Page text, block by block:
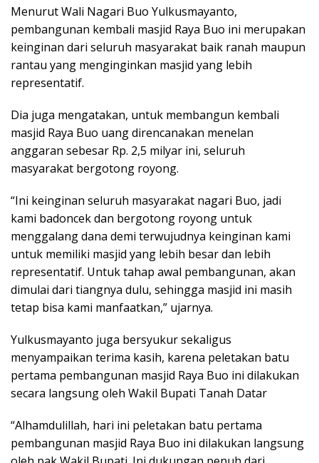
Menurut Wali Nagari Buo Yulkusmayanto,
pembangunan kembali masjid Raya Buo ini merupakan
keinginan dari seluruh masyarakat baik ranah maupun
rantau yang menginginkan masjid yang lebih
representatif.
Dia juga mengatakan, untuk membangun kembali
masjid Raya Buo uang direncanakan menelan
anggaran sebesar Rp. 2,5 milyar ini, seluruh
masyarakat bergotong royong.
“Ini keinginan seluruh masyarakat nagari Buo, jadi
kami badoncek dan bergotong royong untuk
menggalang dana demi terwujudnya keinginan kami
untuk memiliki masjid yang lebih besar dan lebih
representatif. Untuk tahap awal pembangunan, akan
dimulai dari tiangnya dulu, sehingga masjid ini masih
tetap bisa kami manfaatkan,” ujarnya.
Yulkusmayanto juga bersyukur sekaligus
menyampaikan terima kasih, karena peletakan batu
pertama pembangunan masjid Raya Buo ini dilakukan
secara langsung oleh Wakil Bupati Tanah Datar
“Alhamdulillah, hari ini peletakan batu pertama
pembangunan masjid Raya Buo ini dilakukan langsung